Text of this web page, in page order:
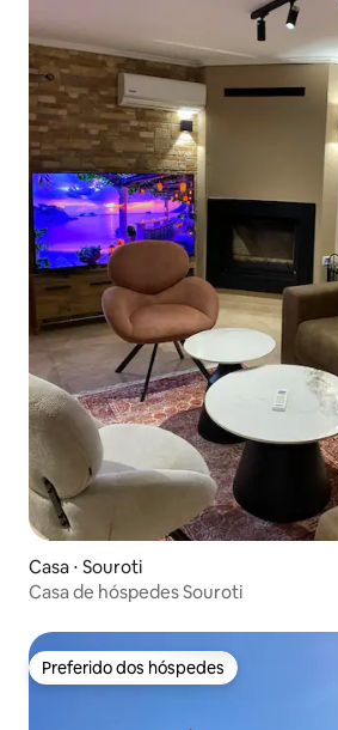
Casa ⋅ Souroti
Casa de hóspedes Souroti
Preferido dos hóspedes
Preferido dos hóspedes